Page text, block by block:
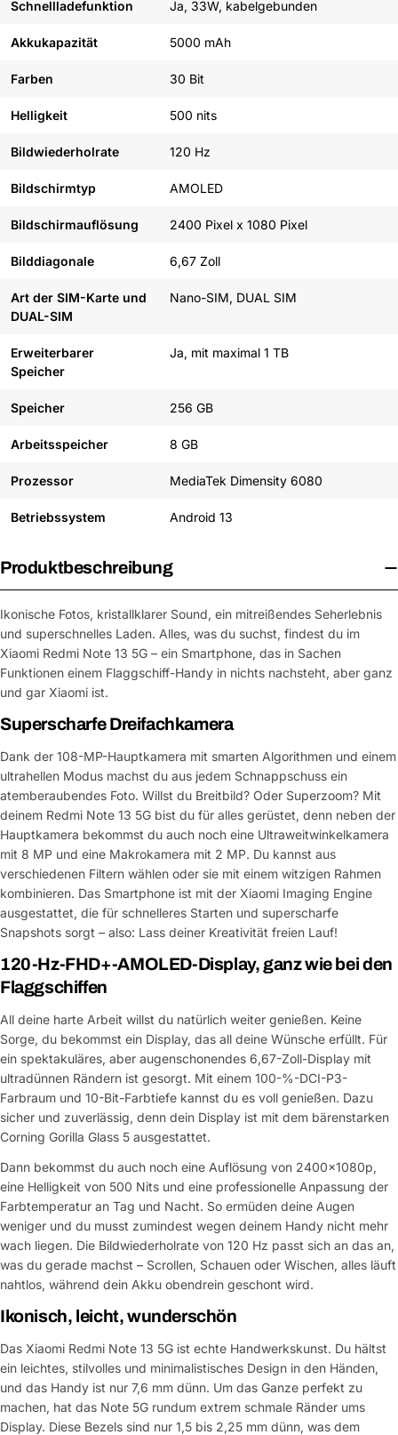
Schnellladefunktion Ja, 33W, kabelgebunden
Akkukapazität 5000 mAh
Farben 30 Bit
Helligkeit 500 nits
Bildwiederholrate 120 Hz
Bildschirmtyp AMOLED
Bildschirmauflösung 2400 Pixel x 1080 Pixel
Bilddiagonale 6,67 Zoll
Art der SIM-Karte und
DUAL-SIM
Nano-SIM, DUAL SIM
Erweiterbarer
Speicher
Ja, mit maximal 1 TB
Speicher 256 GB
Arbeitsspeicher 8 GB
Prozessor MediaTek Dimensity 6080
Betriebssystem Android 13
Produktbeschreibung
Ikonische Fotos, kristallklarer Sound, ein mitreißendes Seherlebnis
und superschnelles Laden. Alles, was du suchst, findest du im
Xiaomi Redmi Note 13 5G – ein Smartphone, das in Sachen
Funktionen einem Flaggschiff-Handy in nichts nachsteht, aber ganz
und gar Xiaomi ist.
Superscharfe Dreifachkamera
Dank der 108-MP-Hauptkamera mit smarten Algorithmen und einem
ultrahellen Modus machst du aus jedem Schnappschuss ein
atemberaubendes Foto. Willst du Breitbild? Oder Superzoom? Mit
deinem Redmi Note 13 5G bist du für alles gerüstet, denn neben der
Hauptkamera bekommst du auch noch eine Ultraweitwinkelkamera
mit 8 MP und eine Makrokamera mit 2 MP. Du kannst aus
verschiedenen Filtern wählen oder sie mit einem witzigen Rahmen
kombinieren. Das Smartphone ist mit der Xiaomi Imaging Engine
ausgestattet, die für schnelleres Starten und superscharfe
Snapshots sorgt – also: Lass deiner Kreativität freien Lauf!
120-Hz-FHD+-AMOLED-Display, ganz wie bei den
Flaggschiffen
All deine harte Arbeit willst du natürlich weiter genießen. Keine
Sorge, du bekommst ein Display, das all deine Wünsche erfüllt. Für
ein spektakuläres, aber augenschonendes 6,67-Zoll-Display mit
ultradünnen Rändern ist gesorgt. Mit einem 100-%-DCI-P3-
Farbraum und 10-Bit-Farbtiefe kannst du es voll genießen. Dazu
sicher und zuverlässig, denn dein Display ist mit dem bärenstarken
Corning Gorilla Glass 5 ausgestattet.
Dann bekommst du auch noch eine Auflösung von 2400x1080p,
eine Helligkeit von 500 Nits und eine professionelle Anpassung der
Farbtemperatur an Tag und Nacht. So ermüden deine Augen
weniger und du musst zumindest wegen deinem Handy nicht mehr
wach liegen. Die Bildwiederholrate von 120 Hz passt sich an das an,
was du gerade machst – Scrollen, Schauen oder Wischen, alles läuft
nahtlos, während dein Akku obendrein geschont wird.
Ikonisch, leicht, wunderschön
Das Xiaomi Redmi Note 13 5G ist echte Handwerkskunst. Du hältst
ein leichtes, stilvolles und minimalistisches Design in den Händen,
und das Handy ist nur 7,6 mm dünn. Um das Ganze perfekt zu
machen, hat das Note 5G rundum extrem schmale Ränder ums
Display. Diese Bezels sind nur 1,5 bis 2,25 mm dünn, was dem
Dieses Produkt teilen
Teilen
Kopieren
Eine Frage stellen
Dein
Name
E-
Mail
Dein
Telefon